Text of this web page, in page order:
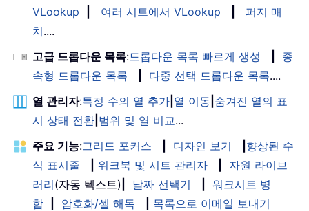
VLookup
여러 시트에서 VLookup
퍼지 매
치....
고급 드롭다운 목록:드롭다운 목록 빠르게 생성
종
속형 드롭다운 목록
다중 선택 드롭다운 목록....
열 관리자:특정 수의 열 추가 열 이동 숨겨진 열의 표
시 상태 전환 범위 및 열 비교...
주요 기능:그리드 포커스 디자인 보기
향상된 수
식 표시줄
워크북 및 시트 관리자
자원 라이브
러리(자동 텍스트) 날짜 선택기
워크시트 병
합
암호화/셀 해독
목록으로 이메일 보내기